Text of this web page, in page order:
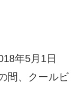
年5月1日
間、クールビ